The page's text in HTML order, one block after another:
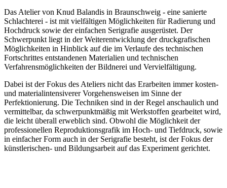
Das Atelier von Knud Balandis in Braunschweig - eine sanierte
Schlachterei - ist mit vielfältigen Möglichkeiten für Radierung und
Hochdruck sowie der einfachen Serigrafie ausgerüstet. Der
Schwerpunkt liegt in der Weiterentwicklung der druckgrafischen
Möglichkeiten in Hinblick auf die im Verlaufe des technischen
Fortschrittes entstandenen Materialien und technischen
Verfahrensmöglichkeiten der Bildnerei und Vervielfältigung.
Dabei ist der Fokus des Ateliers nicht das Erarbeiten immer kosten-
und materialintensiverer Vorgehensweisen im Sinne der
Perfektionierung. Die Techniken sind in der Regel anschaulich und
vermittelbar, da schwerpunktmäßig mit Werkstoffen gearbeitet wird,
die leicht überall erweblich sind. Obwohl die Möglichkeit der
professionellen Reproduktionsgrafik im Hoch- und Tiefdruck, sowie
in einfacher Form auch in der Serigrafie besteht, ist der Fokus der
künstlerischen- und Bildungsarbeit auf das Experiment gerichtet.